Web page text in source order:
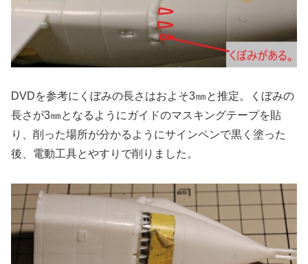
DVDを参考にくぼみの長さはおよそ3㎜と推定。くぼみの
長さが3㎜となるようにガイドのマスキングテープを貼
り、削った場所が分かるようにサインペンで黒く塗った
後、電動工具とやすりで削りました。